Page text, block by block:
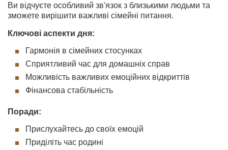
Ви відчуєте особливий зв'язок з близькими людьми та
зможете вирішити важливі сімейні питання.
Ключові аспекти дня:
Гармонія в сімейних стосунках
Сприятливий час для домашніх справ
Можливість важливих емоційних відкриттів
Фінансова стабільність
Поради:
Прислухайтесь до своїх емоцій
Приділіть час родині